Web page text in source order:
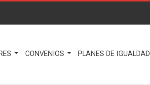
CONVENIOS PLANES DE IGUALDAD